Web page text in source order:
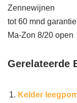
Zennewijnen
tot 60 mnd garantie
Ma-Zon 8/20 open
Gerelateerde
Kelder